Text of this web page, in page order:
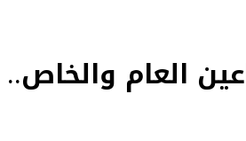
العام والخاص..